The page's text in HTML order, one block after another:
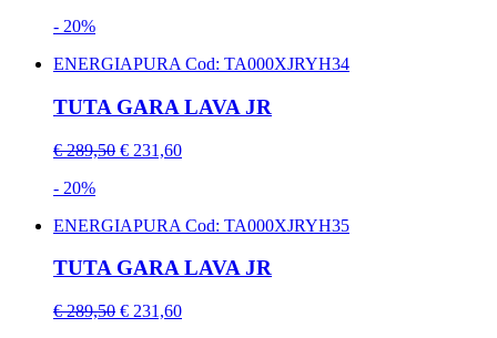
- 20%
ENERGIAPURA Cod: TA000XJRYH34
TUTA GARA LAVA JR
€ 289,50 € 231,60
- 20%
ENERGIAPURA Cod: TA000XJRYH35
TUTA GARA LAVA JR
€ 289,50 € 231,60